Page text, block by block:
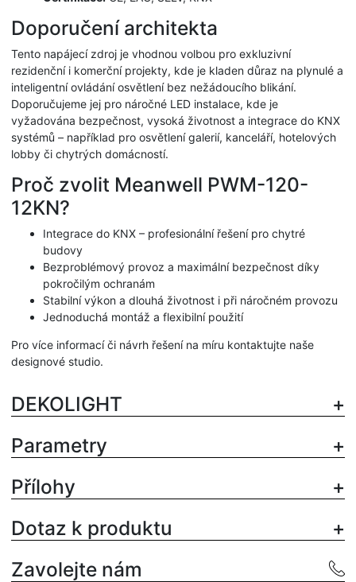
Doporučení architekta
Tento napájecí zdroj je vhodnou volbou pro exkluzivní
rezidenční i komerční projekty, kde je kladen důraz na plynulé a
inteligentní ovládání osvětlení bez nežádoucího blikání.
Doporučujeme jej pro náročné LED instalace, kde je
vyžadována bezpečnost, vysoká životnost a integrace do KNX
systémů – například pro osvětlení galerií, kanceláří, hotelových
lobby či chytrých domácností.
Proč zvolit Meanwell PWM-120-
12KN?
Integrace do KNX – profesionální řešení pro chytré
budovy
Bezproblémový provoz a maximální bezpečnost díky
pokročilým ochranám
Stabilní výkon a dlouhá životnost i při náročném provozu
Jednoduchá montáž a flexibilní použití
Pro více informací či návrh řešení na míru kontaktujte naše
designové studio.
DEKOLIGHT
Parametry
Přílohy
Dotaz k produktu
Zavolejte nám